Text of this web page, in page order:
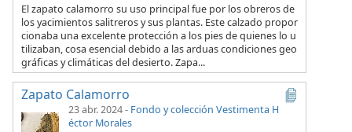
El zapato calamorro su uso principal fue por los obreros de
los yacimientos salitreros y sus plantas. Este calzado propor
cionaba una excelente protección a los pies de quienes lo u
tilizaban, cosa esencial debido a las arduas condiciones geo
gráficas y climáticas del desierto. Zapa...
Zapato Calamorro
23 abr. 2024- Fondo y colección Vestimenta H
éctor Morales